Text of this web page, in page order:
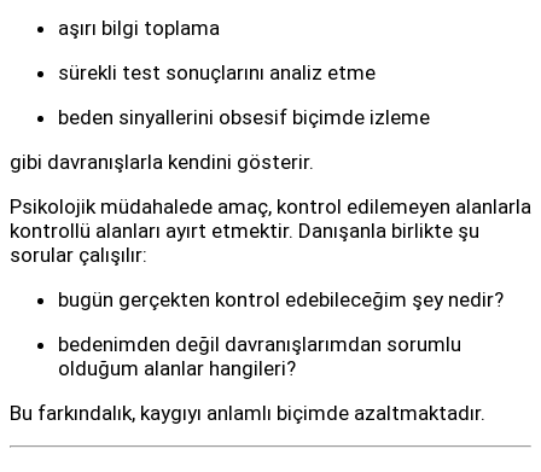
aşırı bilgi toplama
sürekli test sonuçlarını analiz etme
beden sinyallerini obsesif biçimde izleme
gibi davranışlarla kendini gösterir.
Psikolojik müdahalede amaç, kontrol edilemeyen alanlarla
kontrollü alanları ayırt etmektir. Danışanla birlikte şu
sorular çalışılır:
bugün gerçekten kontrol edebileceğim şey nedir?
bedenimden değil davranışlarımdan sorumlu
olduğum alanlar hangileri?
Bu farkındalık, kaygıyı anlamlı biçimde azaltmaktadır.